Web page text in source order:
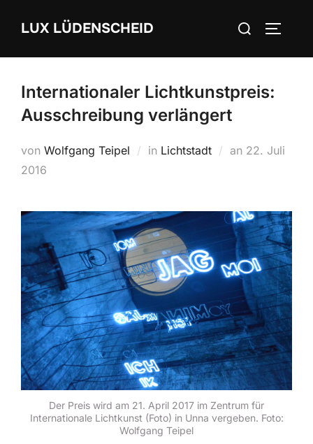
InhaltLUX LÜDENSCHEID
Suchen
Internationaler Lichtkunstpreis:
Ausschreibung verlängert
von Wolfgang Teipel in Lichtstadt an 22. Juli
2016
Der Preis wird am 21. April 2017 im Zentrum für
Internationale Lichtkunst (Foto) in Unna vergeben. Foto:
Wolfgang Teipel